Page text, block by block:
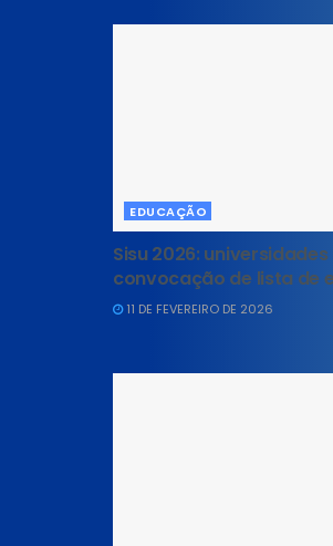
EDUCAÇÃO
Sisu 2026:
convocação de lista de
11 DE FEVEREIRO DE 2026